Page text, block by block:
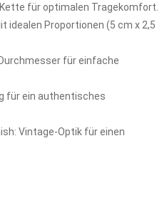
für optimalen Tragekomfort.
idealen Proportionen (5 cm x 2,5
für einfache
für ein authentisches
Vintage-Optik für einen